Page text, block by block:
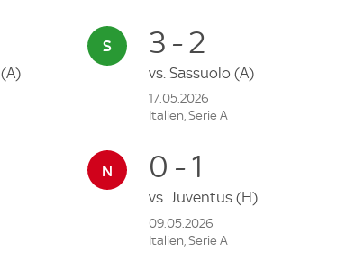
(A)
3 - 2
vs. Sassuolo (A)
17.05.2026
Italien, Serie A
0 - 1
vs. Juventus (H)
09.05.2026
Italien, Serie A